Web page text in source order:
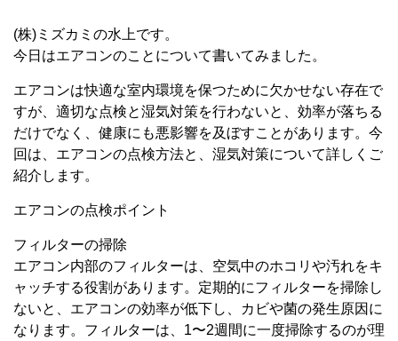
(株)ミズカミの水上です。
今日はエアコンのことについて書いてみました。
エアコンは快適な室内環境を保つために欠かせない存在で
すが、適切な点検と湿気対策を行わないと、効率が落ちる
だけでなく、健康にも悪影響を及ぼすことがあります。今
回は、エアコンの点検方法と、湿気対策について詳しくご
紹介します。
エアコンの点検ポイント
フィルターの掃除
エアコン内部のフィルターは、空気中のホコリや汚れをキ
ャッチする役割があります。定期的にフィルターを掃除し
ないと、エアコンの効率が低下し、カビや菌の発生原因に
なります。フィルターは、1〜2週間に一度掃除するのが理